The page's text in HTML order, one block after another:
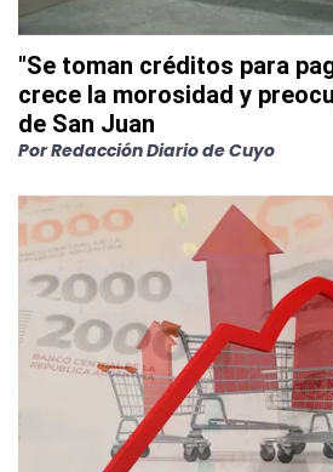
"Se toman créditos para
crece la morosidad y
de San Juan
PorRedacción Diario de Cuyo